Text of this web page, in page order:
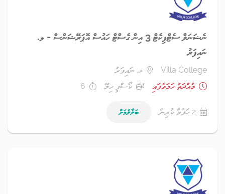
ނެޝަނަލް ސެޓްފިކެޓް 3 އިން ގެސްޓް ހައުސް އޮޕަރޭޝަންސް - ޅ.
ނައިފަރު
Villa College
ޅ. ނައިފަރު
މުއްދަތު ހަމަވެފައި
ކޯސްފީ ހިލޭ 6
2 ހަފްތާ ކުރިން ބަލާލުމަށް